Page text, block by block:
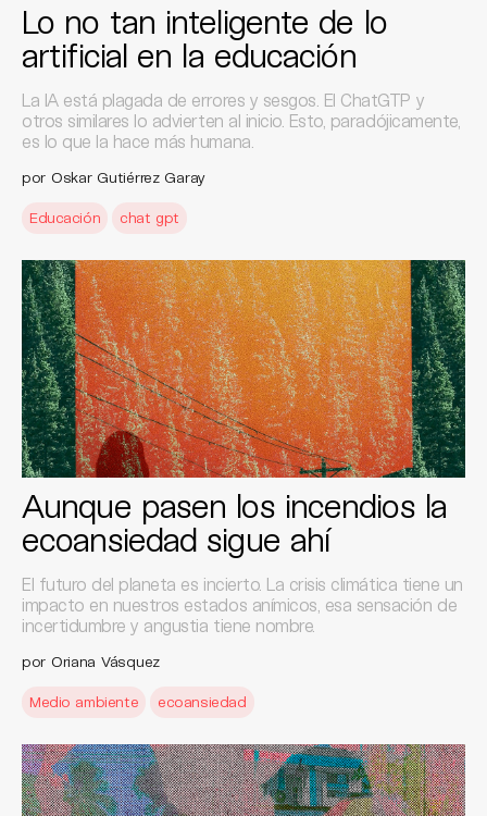
Lo no tan inteligente de lo
artificial en la educación
La IA está plagada de errores y sesgos. El ChatGTP y
otros similares lo advierten al inicio. Esto, paradójicamente,
es lo que la hace más humana.
por Oskar Gutiérrez Garay
Educación chat gpt
Aunque pasen los incendios la
ecoansiedad sigue ahí
El futuro del planeta es incierto. La crisis climática tiene un
impacto en nuestros estados anímicos, esa sensación de
incertidumbre y angustia tiene nombre.
por Oriana Vásquez
Medio ambiente ecoansiedad